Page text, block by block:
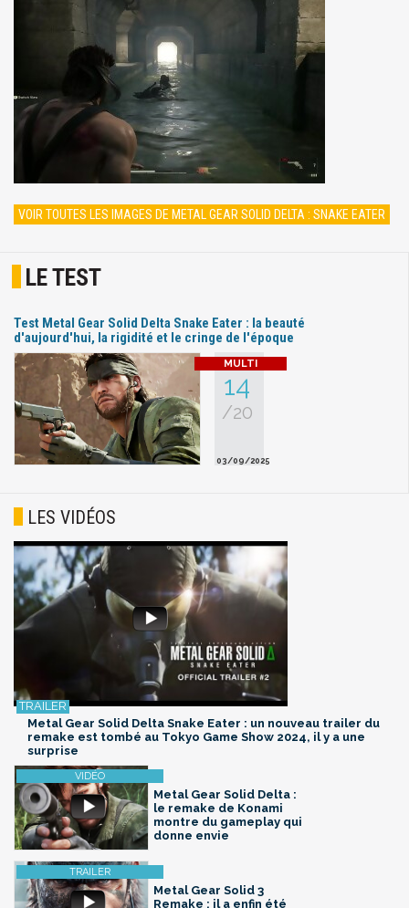
VOIR TOUTES LES IMAGES DE METAL GEAR SOLID DELTA : SNAKE EATER
LE TEST
Test Metal Gear Solid Delta Snake Eater : la beauté
d'aujourd'hui, la rigidité et le cringe de l'époque
14
/20
03/09/2025
LES VIDÉOS
Metal Gear Solid Delta Snake Eater : un nouveau trailer du
remake est tombé au Tokyo Game Show 2024, il y a une
surprise
Metal Gear Solid Delta :
le remake de Konami
montre du gameplay qui
donne envie
Metal Gear Solid 3
Remake : il a enfin été